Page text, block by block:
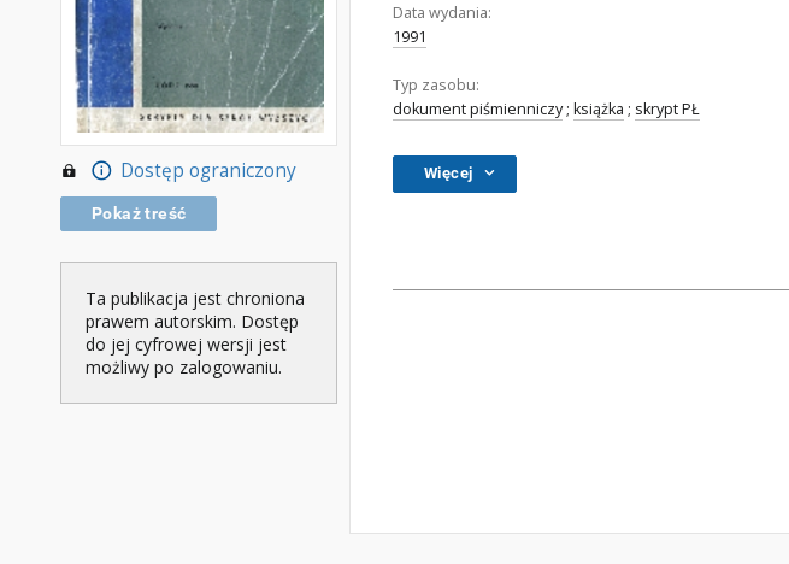
Dostęp ograniczony
Pokaż treść
Ta publikacja jest chroniona
prawem autorskim. Dostęp
do jej cyfrowej wersji jest
możliwy po zalogowaniu.
Data wydania:
1991
Typ zasobu:
dokument piśmienniczy; książka ; skrypt PŁ
Więcej